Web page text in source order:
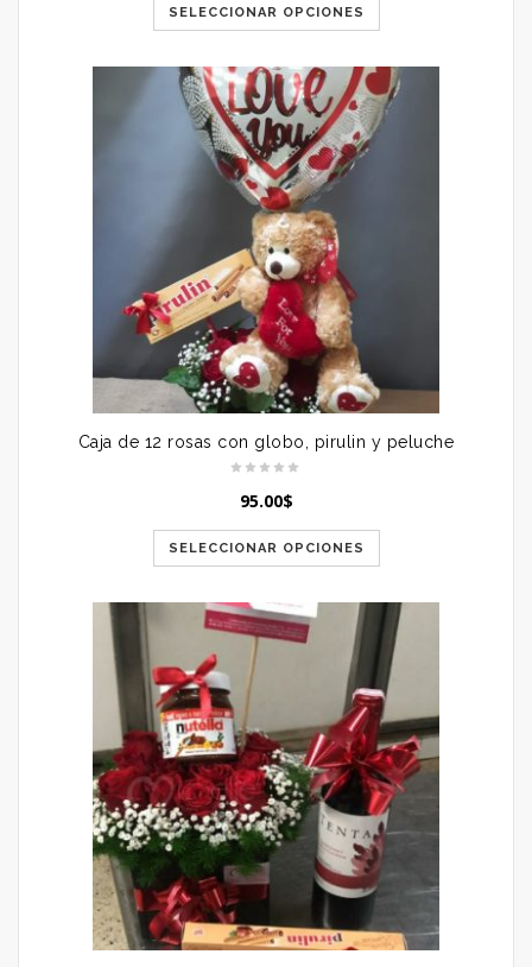
SELECCIONAR OPCIONES
Caja de 12 rosas con globo, pirulin y peluche
95.00$
SELECCIONAR OPCIONES